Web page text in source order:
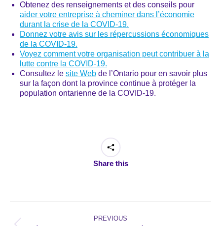
Obtenez des renseignements et des conseils pour
aider votre entreprise à cheminer dans l’économie
durant la crise de la COVID-19.
Donnez votre avis sur les répercussions économiques
de la COVID-19.
Voyez comment votre organisation peut contribuer à la
lutte contre la COVID-19.
Consultez le site Web de l’Ontario pour en savoir plus
sur la façon dont la province continue à protéger la
population ontarienne de la COVID-19.
Share this
navigation
PREVIOUS